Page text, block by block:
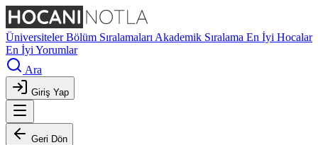
ÜniversitelerBölüm Sıralamaları Akademik Sıralama En İyi Hocalar
En İyi Yorumlar
Ara
Giriş Yap
Geri Dön